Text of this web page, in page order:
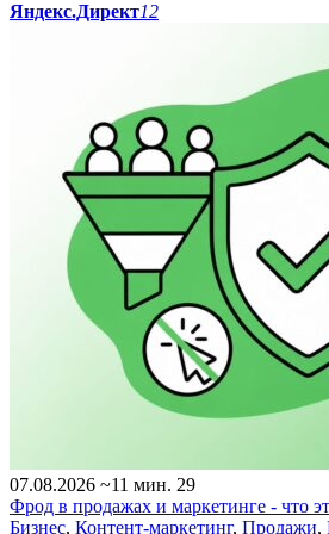
Яндекс.Директ12
07.08.2026 ~11 мин. 29
Фрод в продажах и маркетинге - что
Бизнес, Контент-маркетинг, Продажи,